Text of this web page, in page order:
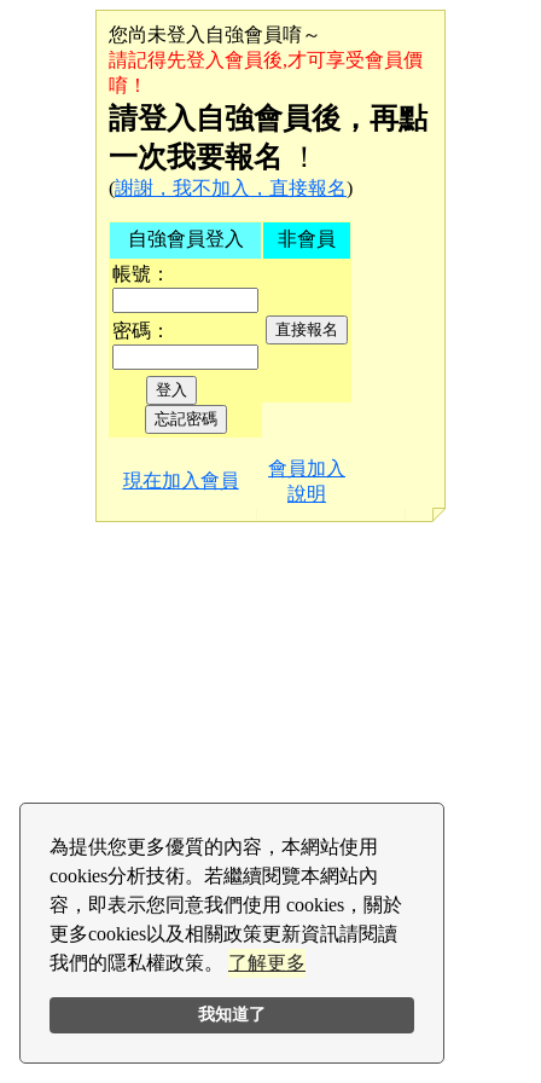
為提供您更多優質的內容，本網站使用
cookies分析技術。若繼續閱覽本網站內
容，即表示您同意我們使用 cookies，關於
更多cookies以及相關政策更新資訊請閱讀
我們的隱私權政策。 了解更多
我知道了
您尚未登入自強會員唷～
請記得先登入會員後,才可享受會員價
唷！
請登入自強會員後，再點
一次我要報名
！
(謝謝，我不加入，直接報名)
自強會員登入
帳號：
密碼：
非會員
現在加入會員
會員加入
說明